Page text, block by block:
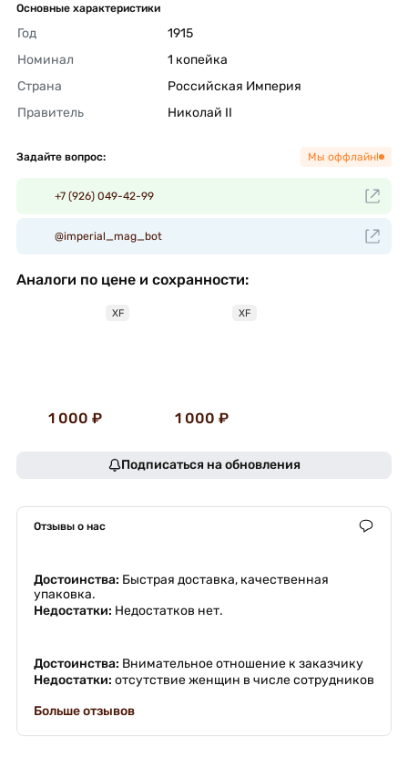
Основные характеристики
Год
1915
Номинал
1 копейка
Страна
Российская Империя
Правитель
Николай II
Задайте вопрос: Мы оффлайн!
+7 (926) 049-42-99
@imperial_mag_bot
Аналоги по цене и сохранности:
XF
1 000 ₽
XF
1 000 ₽
Подписаться на обновления
Отзывы о нас
Достоинства: Быстрая доставка, качественная
упаковка.
Недостатки: Недостатков нет.
Достоинства: Внимательное отношение к заказчику
Недостатки: отсутствие женщин в числе сотрудников
Больше отзывов